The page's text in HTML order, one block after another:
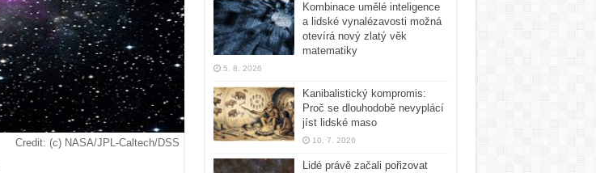
Credit: (c) NASA/JPL-Caltech/DSS
Kombinace umělé inteligence
a lidské vynalézavosti možná
otevírá nový zlatý věk
matematiky
5. 8. 2026
Kanibalistický kompromis:
Proč se dlouhodobě nevyplácí
jíst lidské maso
10. 7. 2026
Lidé právě začali pořizovat